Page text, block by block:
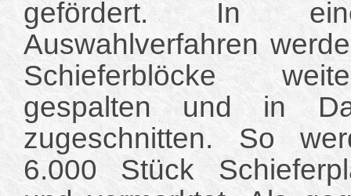
gefördert. In
Auswahlverfahren
Schieferblöcke
gespalten und in
zugeschnitten. So
6.000 Stück